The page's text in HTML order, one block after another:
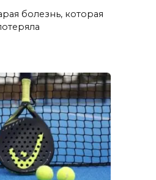
болезнь, которая